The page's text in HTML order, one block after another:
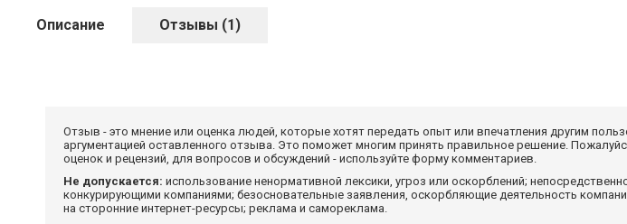
Описание Отзывы (1)
Отзыв - это мнение или оценка людей, которые хотят передать опыт или впечатления другим
аргументацией оставленного отзыва. Это поможет многим принять правильное решение.
оценок и рецензий, для вопросов и обсуждений - используйте форму комментариев.
Не допускается: использование ненормативной лексики, угроз или оскорблений;
конкурирующими компаниями; безосновательные заявления, оскорбляющие деятельность
на сторонние интернет-ресурсы; реклама и самореклама.